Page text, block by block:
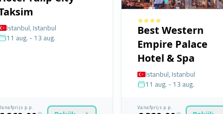
Istanbul, Istanbul
11 aug. - 13 aug.
p.p.
Best Western
Empire Palace
Hotel & Spa
Istanbul, Istanbul
11 aug. - 13 aug.
Vanafprijs p.p.